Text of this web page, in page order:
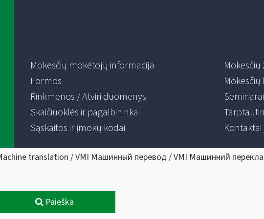
Mokesčių mokėtojų informacija
Formos
Rinkmenos / Atviri duomenys
Skaičiuoklės ir pagalbininkai
Sąskaitos ir įmokų kodai
Mokesčių
Seminarai
translation / VMI Машинный перевод / VMI Машинний
Paieška